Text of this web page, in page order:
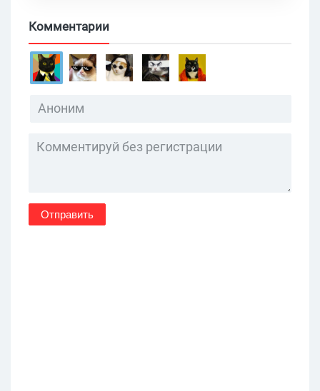
Комментарии
Отправить